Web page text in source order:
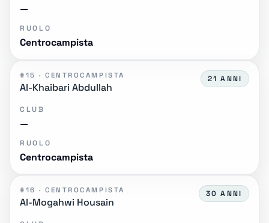
—
RUOLO
Centrocampista
#15 · CENTROCAMPISTA
Al-Khaibari Abdullah
21 ANNI
CLUB
—
RUOLO
Centrocampista
#16 · CENTROCAMPISTA
Al-Mogahwi Housain
30 ANNI